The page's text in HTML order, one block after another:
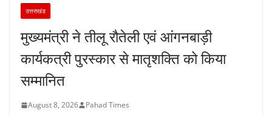
उत्तराखंड
मुख्यमंत्री ने तीलू रौतेली एवं आंगनबाड़ी
कार्यकत्री पुरस्कार से मातृशक्ति को किया
सम्मानित
August 8, 2026 Pahad Times